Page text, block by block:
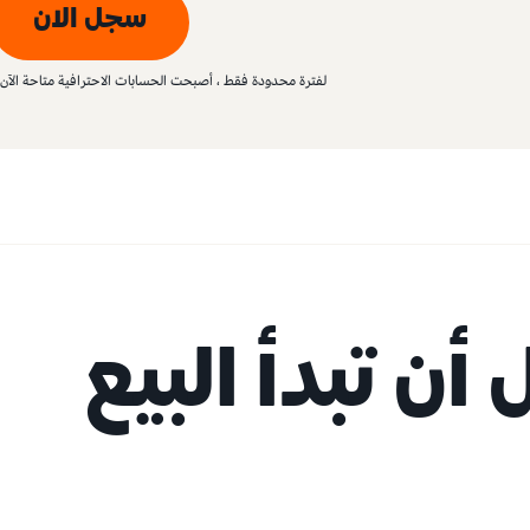
سجل الان
لفترة محدودة فقط ، أصبحت الحسابات الاحترافية متاحة
أن تبدأ البيع